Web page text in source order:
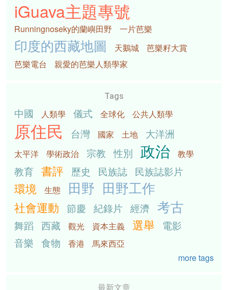
iGuava主題專號
Runningnoseky的蘭嶼田野 一片芭樂
印度的西藏地圖 天鵝城
芭樂籽大賞
芭樂電台
親愛的芭樂人類學家
Tags
中國 人類學 儀式 全球化 公共人類學
原住民 台灣 國家 土地 大洋洲
太平洋 學術政治 宗教 性別 政治 教學
教育 書評 歷史 民族誌 民族誌影片
環境 生態 田野 田野工作
社會運動 節慶 紀錄片 經濟 考古
舞蹈 西藏 觀光 資本主義 選舉
電影
音樂 食物 香港
馬來西亞
more tags
最新文章